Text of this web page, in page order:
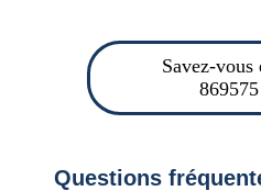
Savez-
Questions